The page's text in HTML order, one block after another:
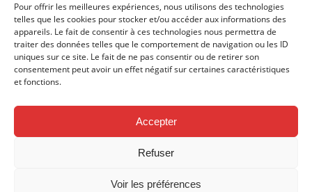
Pour offrir les meilleures expériences, nous utilisons des technologies
telles que les cookies pour stocker et/ou accéder aux informations des
appareils. Le fait de consentir à ces technologies nous permettra de
traiter des données telles que le comportement de navigation ou les ID
uniques sur ce site. Le fait de ne pas consentir ou de retirer son
consentement peut avoir un effet négatif sur certaines caractéristiques
et fonctions.
Accepter
Refuser
Voir les préférences
CONTACTEZ-NOUS
LA VIE DE L'AUTO
BP 40419
77309 Fontainebleau Cedex
Fax: 01 60 39 69 00
Nous contacter par email